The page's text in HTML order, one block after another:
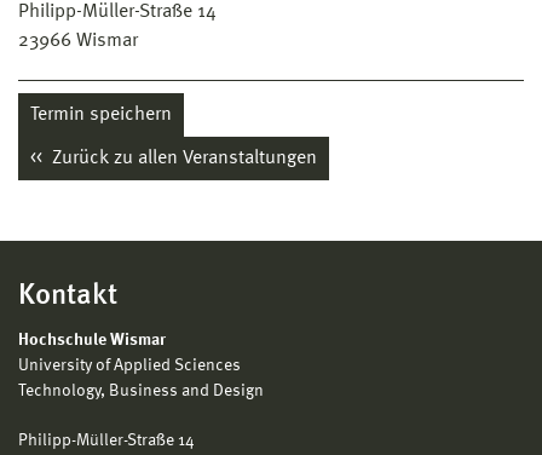
Philipp-Müller-Straße 14
23966 Wismar
Termin speichern
Zurück zu allen Veranstaltungen
Kontakt
Hochschule Wismar
University of Applied Sciences
Technology, Business and Design
Philipp-Müller-Straße 14